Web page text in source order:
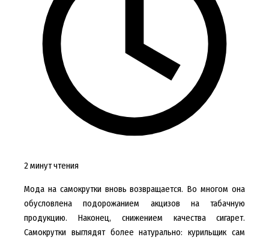
2 минут чтения
Мода на самокрутки вновь возвращается. Во многом она
обусловлена подорожанием акцизов на табачную
продукцию. Наконец, снижением качества сигарет.
Самокрутки выглядят более натурально: курильщик сам